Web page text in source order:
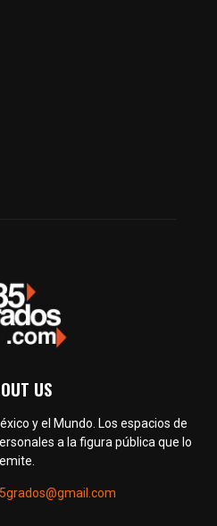
US
y el Mundo. Los espacios de
a la figura pública que lo
emite.